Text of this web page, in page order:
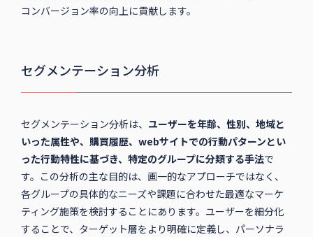
コンバージョン率の向上に貢献します。
セグメンテーション分析
セグメンテーション分析は、 ユーザーを年齢、性別、地域と
いった属性や、購買履歴、webサイトでの行動パターンとい
った行動特性に基づき、特定のグループに分類する手法で
す。この分析の主な目的は、画一的なアプローチではなく、
各グループの具体的なニーズや課題に合わせた最適なマーケ
ティング施策を検討することにあります。ユーザーを細分化
することで、ターゲット層をより明確に定義し、パーソナラ